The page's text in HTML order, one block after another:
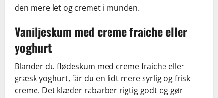
den mere let og cremet i munden.
Vaniljeskum med creme fraiche eller
yoghurt
Blander du flødeskum med creme fraiche eller
græsk yoghurt, får du en lidt mere syrlig og frisk
creme. Det klæder rabarber rigtig godt og gør